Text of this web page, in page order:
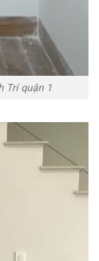
Trí quận 1